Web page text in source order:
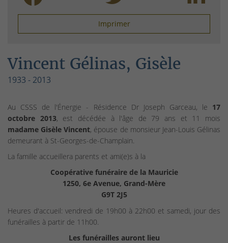
Imprimer
Vincent Gélinas, Gisèle
1933 - 2013
Au CSSS de l'Énergie - Résidence Dr Joseph Garceau, le 17
octobre 2013, est décédée à l'âge de 79 ans et 11 mois
madame Gisèle Vincent, épouse de monsieur Jean-Louis Gélinas
demeurant à St-Georges-de-Champlain.
La famille accueillera parents et ami(e)s à la
Coopérative funéraire de la Mauricie
1250, 6e Avenue, Grand-Mère
G9T 2J5
Heures d'accueil: vendredi de 19h00 à 22h00 et samedi, jour des
funérailles à partir de 11h00.
Les funérailles auront lieu